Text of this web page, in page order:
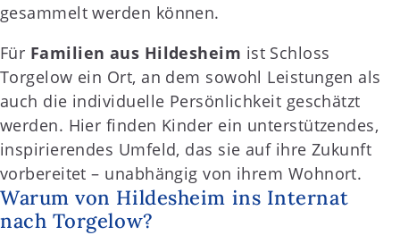
gesammelt werden können.
Für Familien aus Hildesheim ist Schloss
Torgelow ein Ort, an dem sowohl Leistungen als
auch die individuelle Persönlichkeit geschätzt
werden. Hier finden Kinder ein unterstützendes,
inspirierendes Umfeld, das sie auf ihre Zukunft
vorbereitet – unabhängig von ihrem Wohnort.
Warum von Hildesheim ins Internat
nach Torgelow?